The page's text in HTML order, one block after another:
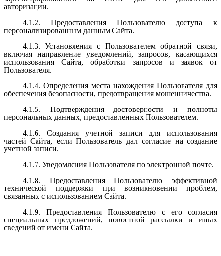
авторизации.
4.1.2. Предоставления Пользователю доступа к
персонализированным данным Сайта.
4.1.3. Установления с Пользователем обратной связи,
включая направление уведомлений, запросов, касающихся
использования Сайта, обработки запросов и заявок от
Пользователя.
4.1.4. Определения места нахождения Пользователя для
обеспечения безопасности, предотвращения мошенничества.
4.1.5. Подтверждения достоверности и полноты
персональных данных, предоставленных Пользователем.
4.1.6. Создания учетной записи для использования
частей Сайта, если Пользователь дал согласие на создание
учетной записи.
4.1.7. Уведомления Пользователя по электронной почте.
4.1.8. Предоставления Пользователю эффективной
технической поддержки при возникновении проблем,
связанных с использованием Сайта.
4.1.9. Предоставления Пользователю с его согласия
специальных предложений, новостной рассылки и иных
сведений от имени Сайта.